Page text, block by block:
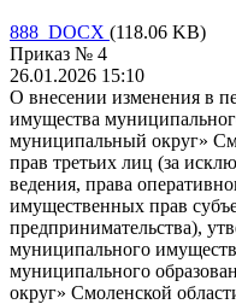
888 DOCX (118.06 KB)
Приказ № 4
26.01.2026 15:10
О внесении изменения в
имущества
муниципальный округ»
прав третьих лиц (за
ведения, права
имущественных прав
предпринимательства),
муниципального
муниципального
округ» Смоленской